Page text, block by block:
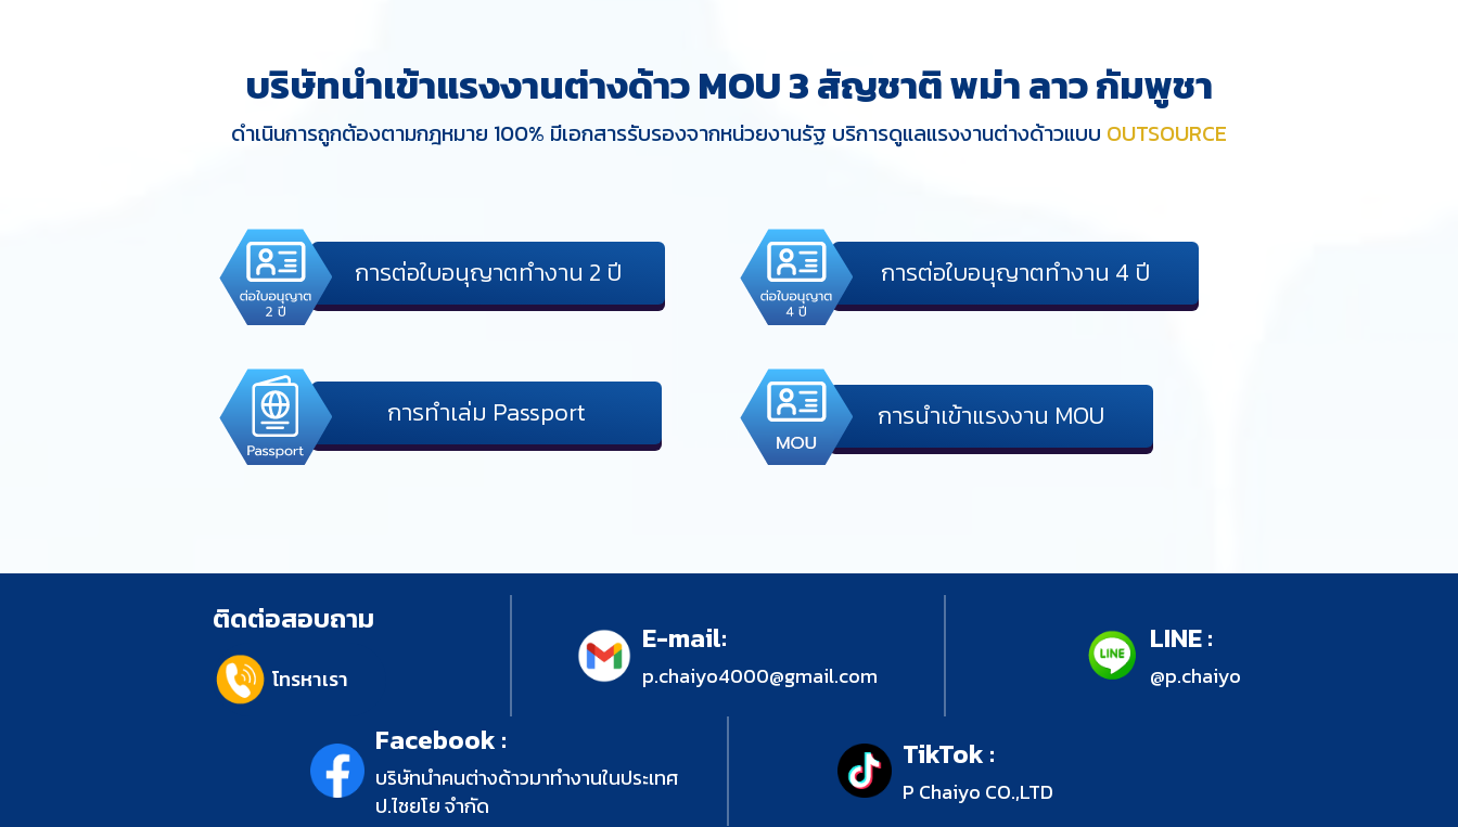
บริษัทนำเข้าแรงงานต่างด้าว MOU 3 สัญชาติ พม่า ลาว กัมพูชา
ดำเนินการถูกต้องตามกฎหมาย 100% มีเอกสารรับรองจากหน่วยงานรัฐ บริการดูแลแรงงานต่างด้าวแบบ OUTSOURCE
การต่อใบอนุญาตทำงาน 2 ปี การต่อใบอนุญาตทำงาน 4 ปี
การทำเล่ม Passport การนำเข้าแรงงาน MOU
ติดต่อสอบถาม
โทรหาเรา
E-mail:
p.chaiyo4000@gmail.com
LINE :
@p.chaiyo
Facebook :
บริษัทนำคนต่างด้าวมาทำงานในประเทศ
ป.ไชยโย จำกัด
TikTok :
P Chaiyo CO.,LTD